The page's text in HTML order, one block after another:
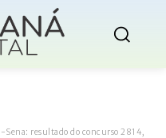
Sena: resultado do concurso 2814,